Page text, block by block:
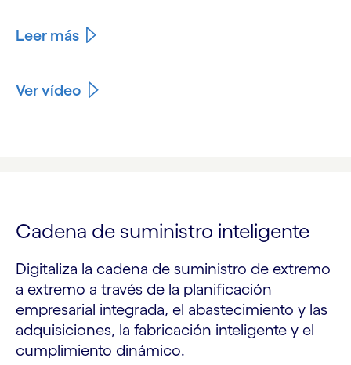
Leer más
Ver vídeo
Cadena de suministro inteligente
Digitaliza la cadena de suministro de extremo
a extremo a través de la planificación
empresarial integrada, el abastecimiento y las
adquisiciones, la fabricación inteligente y el
cumplimiento dinámico.